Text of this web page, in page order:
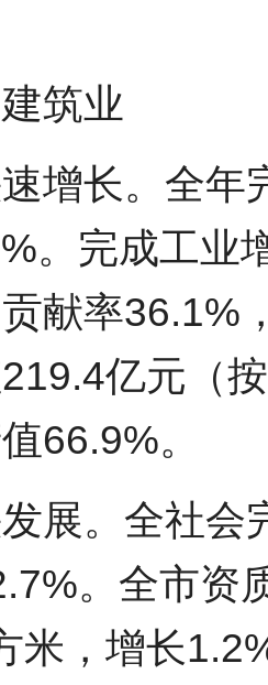
筑业
增长。全年
。完成工业
献率36.1%
亿元（
66.9%。
展。全社会
。全市
米，增长